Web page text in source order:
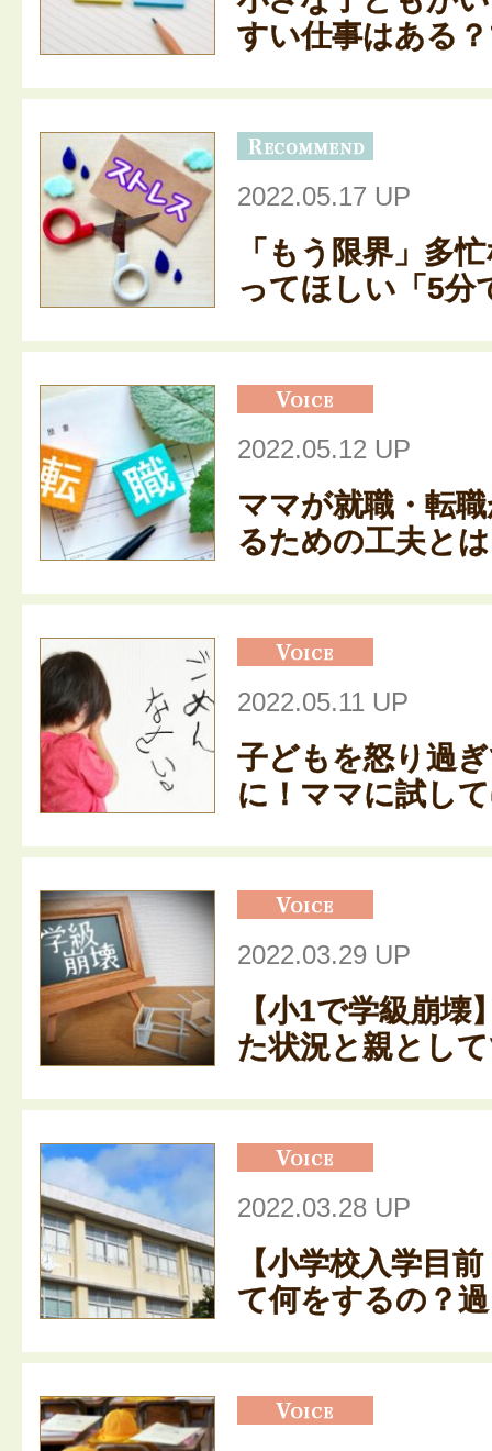
すい仕事はある
2022.05.17 UP
「もう限界」多
ってほしい「5分
2022.05.12 UP
ママが就職・転
るための工夫と
2022.05.11 UP
子どもを怒り過
に！ママに試し
2022.03.29 UP
【小1で学級崩壊
た状況と親とし
2022.03.28 UP
【小学校入学目
て何をするの？